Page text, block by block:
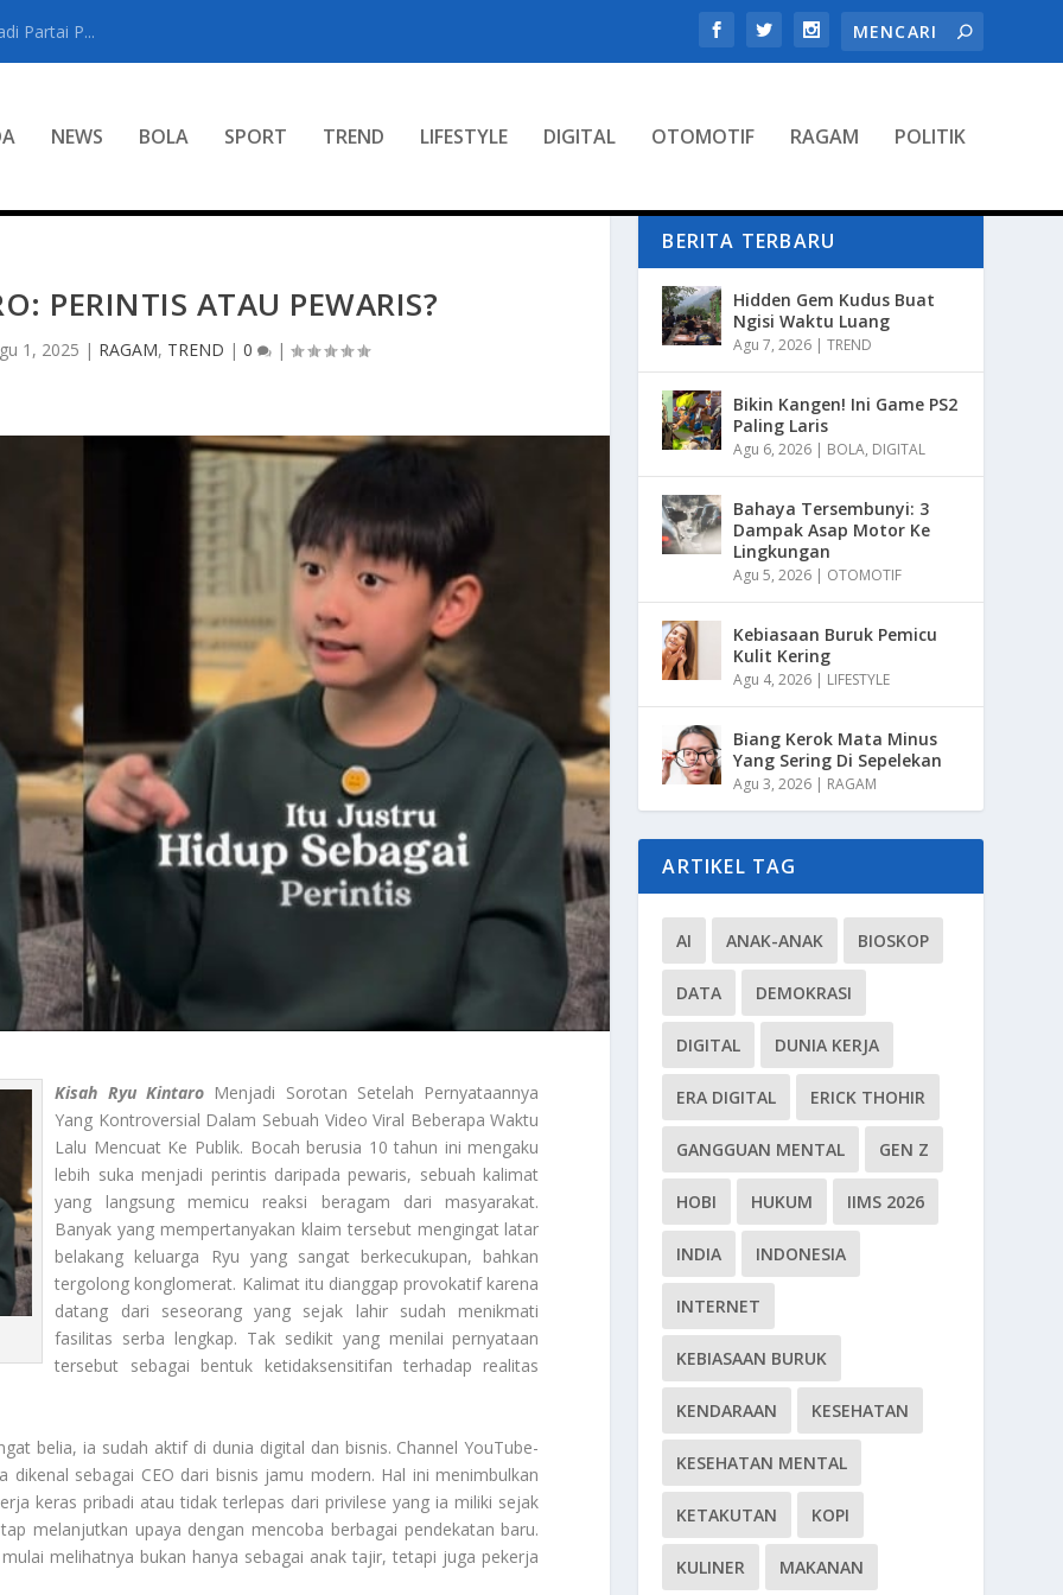
Partai P...
NEWS BOLA SPORT TREND LIFESTYLE DIGITAL OTOMOTIF RAGAM POLITIK
PERINTIS ATAU PEWARIS?
1, 2025 | RAGAM, TREND |0 |
Kisah Ryu KintaroMenjadi Sorotan Setelah Pernyataannya
Yang Kontroversial Dalam Sebuah Video Viral Beberapa Waktu
Lalu Mencuat Ke Publik. Bocah berusia 10 tahun ini mengaku
lebih suka menjadi perintis daripada pewaris, sebuah kalimat
yang langsung memicu reaksi beragam dari masyarakat.
Banyak yang mempertanyakan klaim tersebut mengingat latar
belakang keluarga Ryu yang sangat berkecukupan, bahkan
tergolong konglomerat. Kalimat itu dianggap provokatif karena
datang dari seseorang yang sejak lahir sudah menikmati
fasilitas serba lengkap. Tak sedikit yang menilai pernyataan
tersebut sebagai bentuk ketidaksensitifan terhadap realitas
belia, ia sudah aktif di dunia digital dan bisnis. Channel YouTube-
sebagai CEO dari bisnis jamu modern. Hal ini menimbulkan
keras pribadi atau tidak terlepas dari privilese yang ia miliki sejak
melanjutkan upaya dengan mencoba berbagai pendekatan baru.
melihatnya bukan hanya sebagai anak tajir, tetapi juga pekerja
BERITA TERBARU
Hidden Gem Kudus Buat
Ngisi Waktu Luang
Agu 7, 2026 |TREND
Bikin Kangen! Ini Game PS2
Paling Laris
Agu 6, 2026 | BOLA, DIGITAL
Bahaya Tersembunyi: 3
Dampak Asap Motor Ke
Lingkungan
Agu 5, 2026 | OTOMOTIF
Kebiasaan Buruk Pemicu
Kulit Kering
Agu 4, 2026 | LIFESTYLE
Biang Kerok Mata Minus
Yang Sering Di Sepelekan
Agu 3, 2026 | RAGAM
ARTIKEL TAG
AI ANAK-ANAK BIOSKOP
DATA DEMOKRASI
DIGITAL DUNIA KERJA
ERA DIGITAL ERICK THOHIR
GANGGUAN MENTAL GEN Z
HOBI HUKUM IIMS 2026
INDIA INDONESIA
INTERNET
KEBIASAAN BURUK
KENDARAAN KESEHATAN
KESEHATAN MENTAL
KETAKUTAN KOPI
KULINER MAKANAN